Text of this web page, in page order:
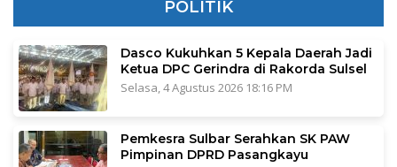
POLITIK
Dasco Kukuhkan 5 Kepala Daerah Jadi
Ketua DPC Gerindra di Rakorda Sulsel
Selasa, 4 Agustus 2026 18:16 PM
Pemkesra Sulbar Serahkan SK PAW
Pimpinan DPRD Pasangkayu